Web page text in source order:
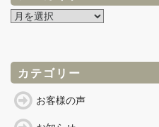
ア
ブカテゴリー
お客様の声